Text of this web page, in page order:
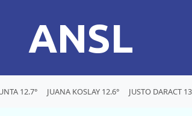
ANSL
12.7° JUANA KOSLAY 12.6° JUSTO DARACT